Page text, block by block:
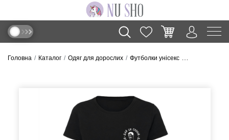
Головна Каталог Одяг для дорослих Футболки унісекс Футболка